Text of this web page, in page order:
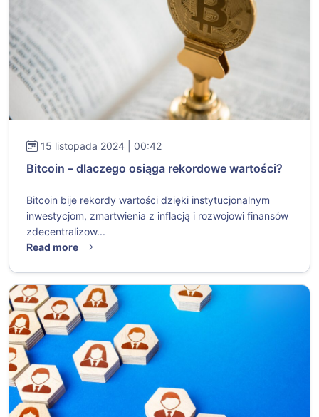
15 listopada 2024 | 00:42
Bitcoin – dlaczego osiąga rekordowe wartości?
Bitcoin bije rekordy wartości dzięki instytucjonalnym
inwestycjom, zmartwienia z inflacją i rozwojowi finansów
zdecentralizow...
Read more